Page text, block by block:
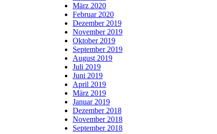
März 2020
Februar 2020
Dezember 2019
November 2019
Oktober 2019
September 2019
August 2019
Juli 2019
Juni 2019
April 2019
März 2019
Januar 2019
Dezember 2018
November 2018
September 2018